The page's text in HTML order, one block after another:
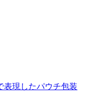
表現したパウチ包装